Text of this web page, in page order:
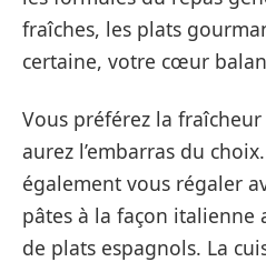
fraîches, les plats
certaine, votre cœur
Vous préférez la fraîcheur
aurez l’embarras du
également vous régaler
pâtes à la façon italienne
de plats espagnols. La